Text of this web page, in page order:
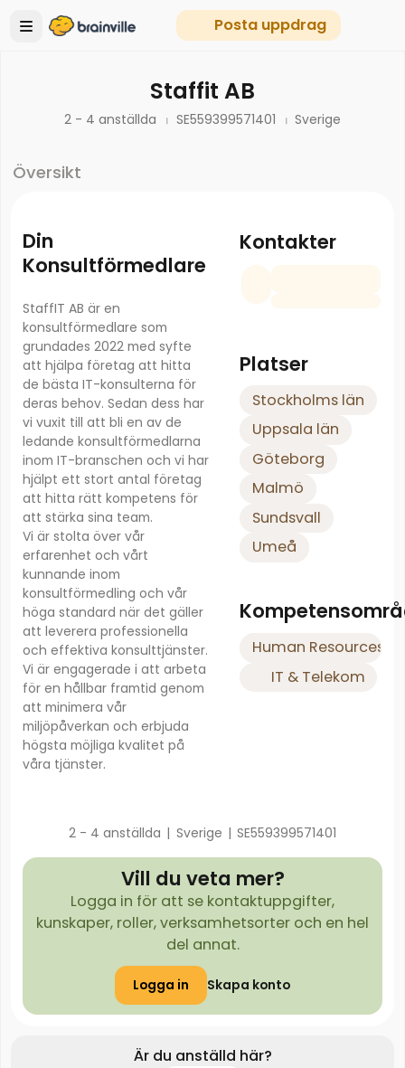
Posta uppdrag
Staffit AB
2 - 4 anställda SE559399571401 Sverige
Översikt
Din
Konsultförmedlare
StaffIT AB är en
konsultförmedlare som
grundades 2022 med syfte
att hjälpa företag att hitta
de bästa IT-konsulterna för
deras behov. Sedan dess har
vi vuxit till att bli en av de
ledande konsultförmedlarna
inom IT-branschen och vi har
hjälpt ett stort antal företag
att hitta rätt kompetens för
att stärka sina team.
Vi är stolta över vår
erfarenhet och vårt
kunnande inom
konsultförmedling och vår
höga standard när det gäller
att leverera professionella
och effektiva konsulttjänster.
Vi är engagerade i att arbeta
för en hållbar framtid genom
att minimera vår
miljöpåverkan och erbjuda
högsta möjliga kvalitet på
våra tjänster.
Kontakter
Platser
Stockholms län
Uppsala län
Göteborg
Malmö
Sundsvall
Umeå
Human Resources
IT & Telekom
2 - 4 anställda | Sverige | SE559399571401
Vill du veta mer?
Logga in för att se kontaktuppgifter,
kunskaper, roller, verksamhetsorter och en hel
del annat.
Logga in Skapa konto
Är du anställd här?